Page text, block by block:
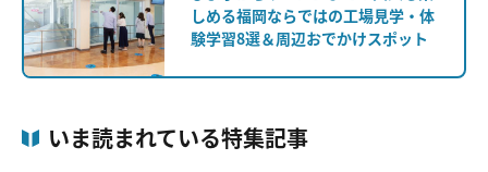
しめる福岡ならではの工場見学・体
験学習8選＆周辺おでかけスポット
いま読まれている特集記事